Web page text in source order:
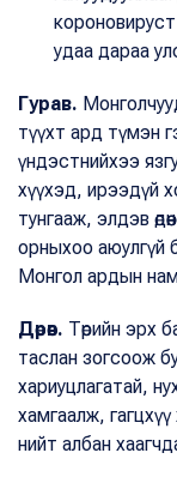
удаа дараа
Гурав.
түүхт ард түмэн
үндэстнийхээ
хүүхэд, ирээдүй
тунгааж, элдэв
орныхоо аюулгүй
Монгол ардын
Дөрөв. Төрийн эрх
таслан зогсоож
хариуцлагатай,
хамгаалж,
нийт албан